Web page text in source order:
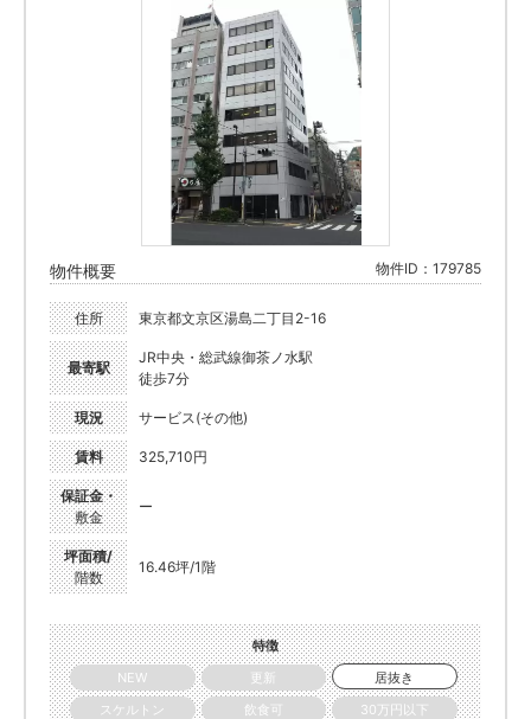
物件概要 物件ID：179785
住所 東京都文京区湯島二丁目2-16
最寄駅
JR中央・総武線御茶ノ水駅
徒歩7分
現況 サービス(その他)
賃料 325,710円
保証金・
敷金
ー
坪面積/
階数
16.46坪/1階
特徴
NEW
更新
居抜き
スケルトン
飲食可
30万円以下